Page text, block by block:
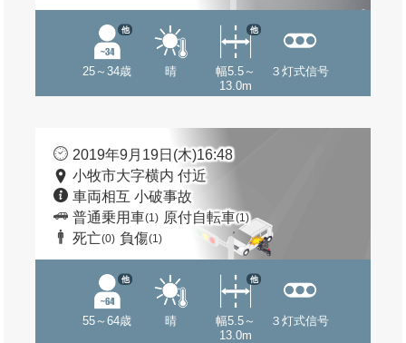
25～34歳
他
晴
幅5.5～
13.0m
他
３灯式信号
2019年9月19日(木)16:48
小牧市大字横内 付近
車両相互 小破事故
普通乗用車(1) 原付自転車(1)
死亡(0) 負傷(1)
55～64歳
他
晴
幅5.5～
13.0m
他
３灯式信号